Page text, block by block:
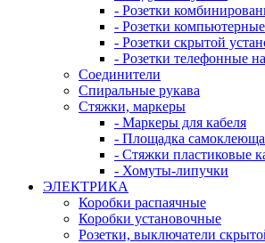
- Розетки
- Розетки
- Розетки скрытой
- Розетки телефонные
Соединители
Спиральные рукава
Стяжки, маркеры
- Маркеры для кабеля
- Площадка
- Стяжки пластиковые
- Хомуты-липучки
ЭЛЕКТРИКА
Коробки распаячные
Коробки установочные
Розетки, выключатели